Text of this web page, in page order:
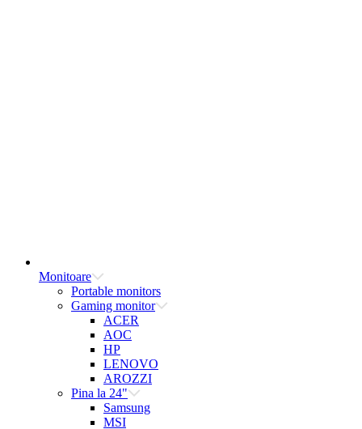
Monitoare
Portable monitors
Gaming monitor
ACER
AOC
HP
LENOVO
AROZZI
Pina la 24"
Samsung
MSI